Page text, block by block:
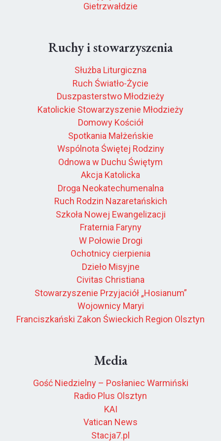
Gietrzwałdzie
Ruchy i stowarzyszenia
Służba Liturgiczna
Ruch Światło-Życie
Duszpasterstwo Młodzieży
Katolickie Stowarzyszenie Młodzieży
Domowy Kościół
Spotkania Małżeńskie
Wspólnota Świętej Rodziny
Odnowa w Duchu Świętym
Akcja Katolicka
Droga Neokatechumenalna
Ruch Rodzin Nazaretańskich
Szkoła Nowej Ewangelizacji
Fraternia Faryny
W Połowie Drogi
Ochotnicy cierpienia
Dzieło Misyjne
Civitas Christiana
Stowarzyszenie Przyjaciół „Hosianum”
Wojownicy Maryi
Franciszkański Zakon Świeckich Region Olsztyn
Media
Gość Niedzielny – Posłaniec Warmiński
Radio Plus Olsztyn
KAI
Vatican News
Stacja7.pl